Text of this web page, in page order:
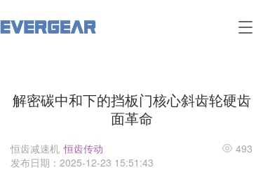
T
e
n
i
解密碳中和下的挡板门核心斜齿轮硬齿
面革命
恒齿减速机 恒齿传动
发布日期：2025-12-23 15:51:43
493